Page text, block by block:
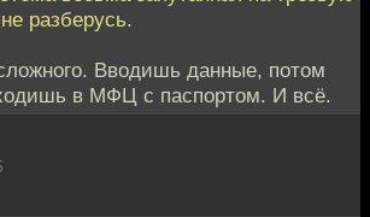
разберусь.
Вводишь данные, потом
в МФЦ с паспортом. И всё.